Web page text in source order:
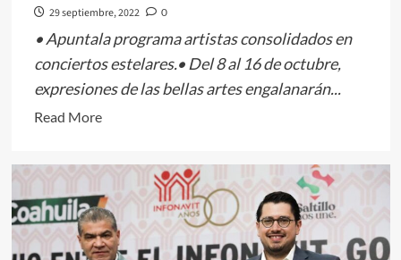
29 septiembre, 2022 0
• Apuntala programa artistas consolidados en
conciertos estelares.• Del 8 al 16 de octubre,
expresiones de las bellas artes engalanarán...
Read MoreRead
about
METEPEC
UNE
AL
MUNDO